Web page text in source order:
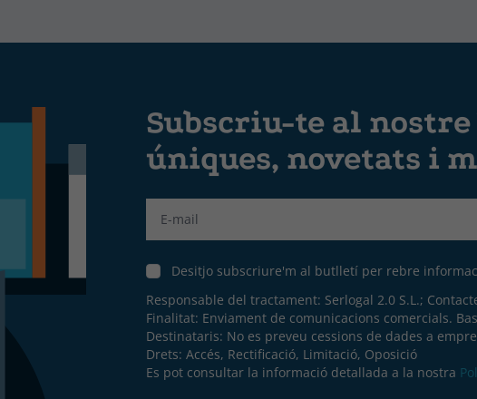
Subscriu-te al
úniques, novetats i
Desitjo subscriure'm al butlletí per rebre
Responsable del tractament: Serlogal 2.0 S.L.;
Finalitat: Enviament de comunicacions comercials.
Destinataris: No es preveu cessions de dades a
Drets: Accés, Rectificació, Limitació, Oposició
Es pot consultar la informació detallada a la nostra